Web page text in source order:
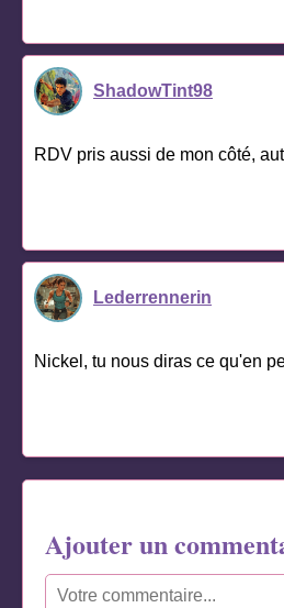
ShadowTint98
RDV pris aussi de mon côté,
Lederrennerin
Nickel, tu nous diras ce qu'en
Ajouter un